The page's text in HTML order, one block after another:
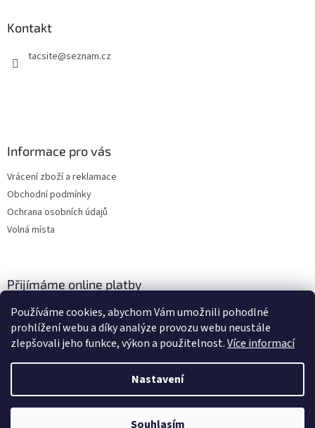
Používáme cookies, abychom Vám umožnili pohodlné
prohlížení webu a díky analýze provozu webu neustále
zlepšovali jeho funkce, výkon a použitelnost.Více informací
Nastavení
Souhlasím
Vážení zákazníci, momentálně čerpáme dovolenou a budeme opět
expedovat od středy 28. července. Počítejte s doručením zásilek
Kontakt
tacsite@seznam.cz
Informace pro vás
Vrácení zboží a reklamace
Obchodní podmínky
Ochrana osobních údajů
Volná místa
Přijímáme online platby
Vytvořil Shoptet
TACSITE. Všechna práva vyhrazena.